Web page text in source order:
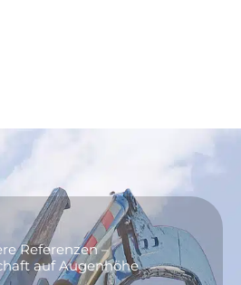
Referenzen –
auf Augenhöhe